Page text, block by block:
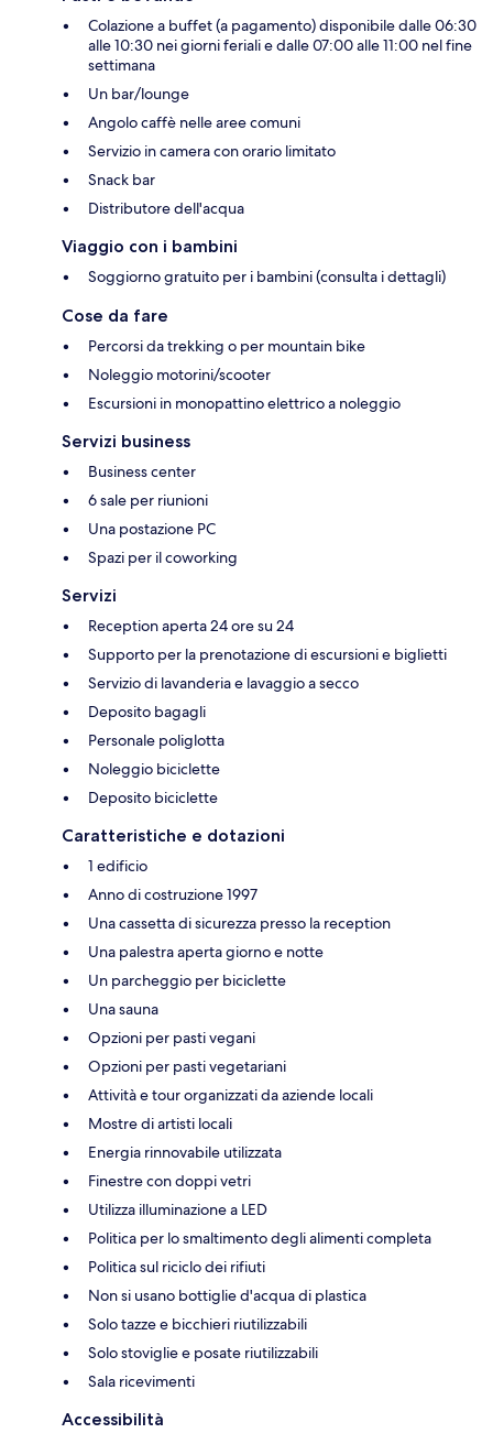
Colazione a buffet (a pagamento) disponibile dalle 06:30
alle 10:30 nei giorni feriali e dalle 07:00 alle 11:00 nel fine
settimana
Un bar/lounge
Angolo caffè nelle aree comuni
Servizio in camera con orario limitato
Snack bar
Distributore dell'acqua
Viaggio con i bambini
Soggiorno gratuito per i bambini (consulta i dettagli)
Cose da fare
Percorsi da trekking o per mountain bike
Noleggio motorini/scooter
Escursioni in monopattino elettrico a noleggio
Servizi business
Business center
6 sale per riunioni
Una postazione PC
Spazi per il coworking
Servizi
Reception aperta 24 ore su 24
Supporto per la prenotazione di escursioni e biglietti
Servizio di lavanderia e lavaggio a secco
Deposito bagagli
Personale poliglotta
Noleggio biciclette
Deposito biciclette
Caratteristiche e dotazioni
1 edificio
Anno di costruzione 1997
Una cassetta di sicurezza presso la reception
Una palestra aperta giorno e notte
Un parcheggio per biciclette
Una sauna
Opzioni per pasti vegani
Opzioni per pasti vegetariani
Attività e tour organizzati da aziende locali
Mostre di artisti locali
Energia rinnovabile utilizzata
Finestre con doppi vetri
Utilizza illuminazione a LED
Politica per lo smaltimento degli alimenti completa
Politica sul riciclo dei rifiuti
Non si usano bottiglie d'acqua di plastica
Solo tazze e bicchieri riutilizzabili
Solo stoviglie e posate riutilizzabili
Sala ricevimenti
Accessibilità